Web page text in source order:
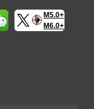
M5.0+
M6.0+